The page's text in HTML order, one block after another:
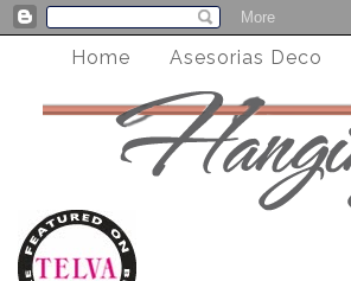
Home Asesorias Deco